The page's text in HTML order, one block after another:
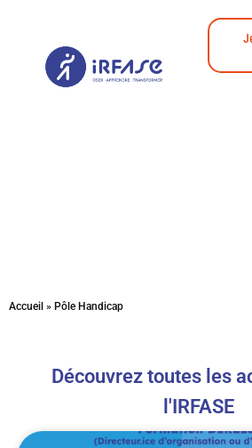
Accueil » Pôle Handicap
Découvrez toutes les
l'IRFASE